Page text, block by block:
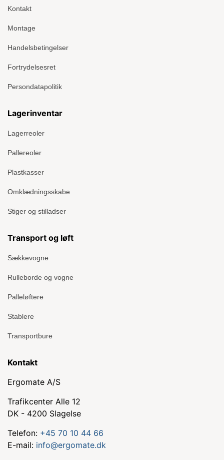
Kontakt
Montage
Handelsbetingelser
Fortrydelsesret
Persondatapolitik
Lagerinventar
Lagerreoler
Pallereoler
Plastkasser
Omklædningsskabe
Stiger og stilladser
Transport og løft
Sækkevogne
Rulleborde og vogne
Palleløftere
Stablere
Transportbure
Kontakt
Ergomate A/S
Trafikcenter Alle 12
DK - 4200 Slagelse
Telefon: +45 70 10 44 66
E-mail: info@ergomate.dk